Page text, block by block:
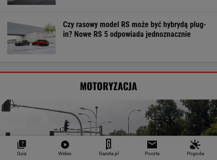
Czy rasowy model RS może być hybrydą plug-
in? Nowe RS 5 odpowiada jednoznacznie
MOTORYZACJA
Quiz Wideo Gazeta.pl Poczta Pogoda